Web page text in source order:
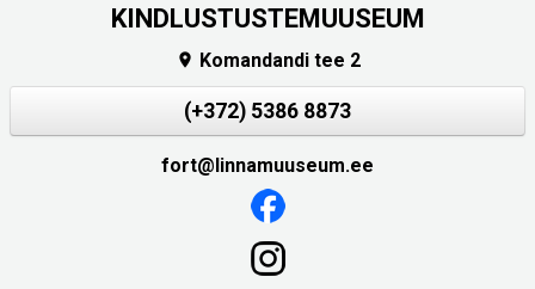
KINDLUSTUSTEMUUSEUM
 Komandandi tee 2
(+372) 5386 8873
fort@linnamuuseum.ee